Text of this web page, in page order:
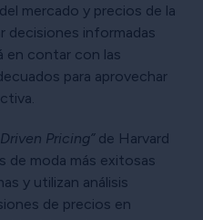
mercado y precios de la
decisiones informadas
en contar con las
para aprovechar
Pricing”de Harvard
de moda más exitosas
y utilizan análisis
de precios en